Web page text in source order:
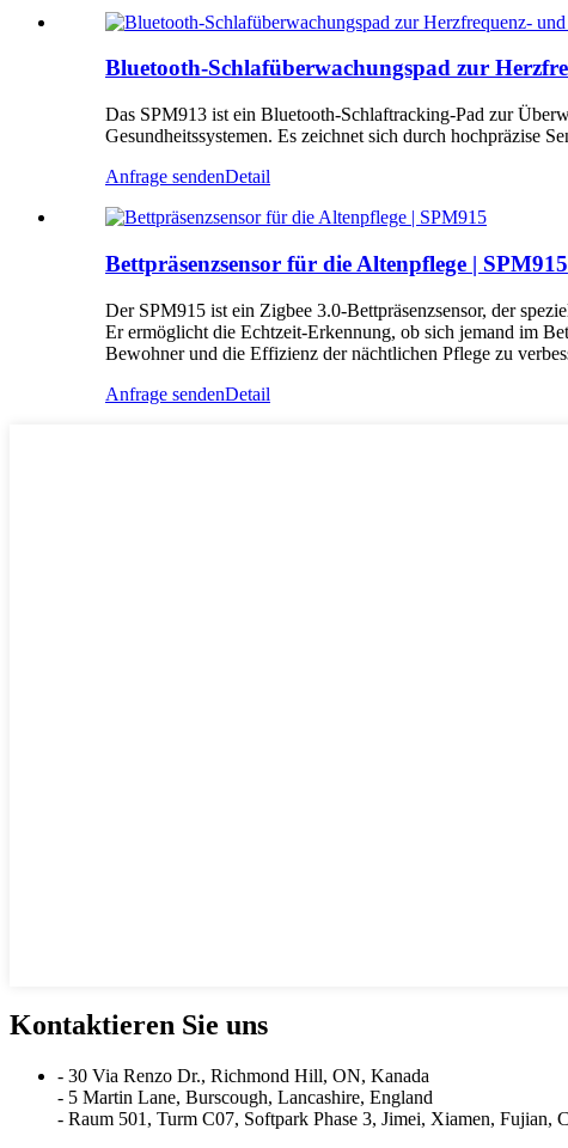
Bluetooth-Schlafüberwachungspad zur
Das SPM913 ist ein Bluetooth-Schlaftracking-Pad zur
Gesundheitssystemen. Es zeichnet sich durch hochpräzise
Anfrage sendenDetail
Bettpräsenzsensor für die Altenpflege | SPM915
Der SPM915 ist ein Zigbee 3.0-Bettpräsenzsensor, der
Er ermöglicht die Echtzeit-Erkennung, ob sich jemand im
Bewohner und die Effizienz der nächtlichen Pflege zu
Anfrage sendenDetail
Kontaktieren Sie uns
- 30 Via Renzo Dr., Richmond Hill, ON, Kanada
- 5 Martin Lane, Burscough, Lancashire, England
- Raum 501, Turm C07, Softpark Phase 3, Jimei, Xiamen, Fujian,